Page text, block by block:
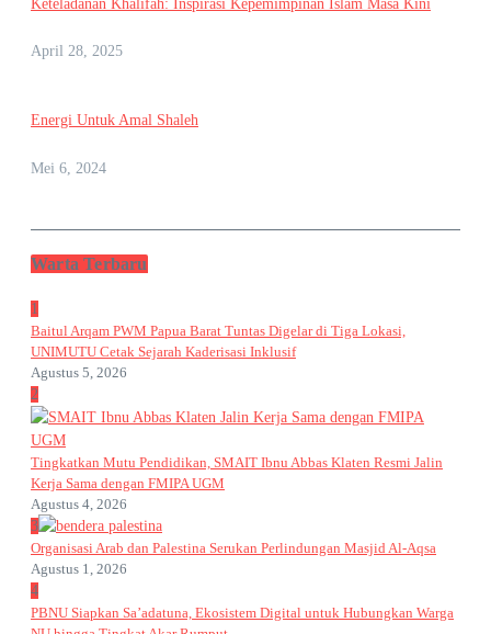
Keteladanan Khalifah: Inspirasi Kepemimpinan Islam Masa Kini
April 28, 2025
Energi Untuk Amal Shaleh
Mei 6, 2024
Warta Terbaru
1
Baitul Arqam PWM Papua Barat Tuntas Digelar di Tiga Lokasi,
UNIMUTU Cetak Sejarah Kaderisasi Inklusif
Agustus 5, 2026
2
Tingkatkan Mutu Pendidikan, SMAIT Ibnu Abbas Klaten Resmi Jalin
Kerja Sama dengan FMIPA UGM
Agustus 4, 2026
3
Organisasi Arab dan Palestina Serukan Perlindungan Masjid Al-Aqsa
Agustus 1, 2026
4
PBNU Siapkan Sa’adatuna, Ekosistem Digital untuk Hubungkan Warga